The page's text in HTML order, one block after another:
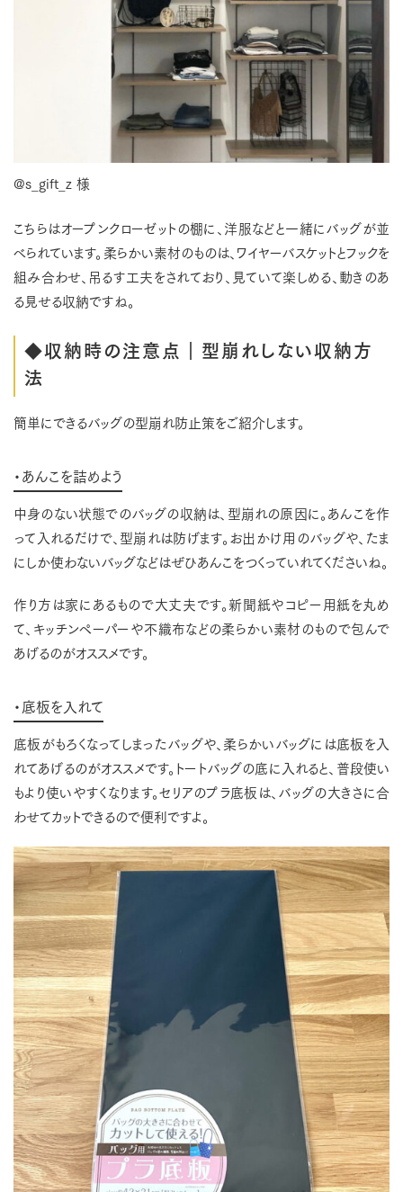
@s_gift_z 様
こちらはオープンクローゼットの棚に、洋服などと一緒にバッグが並
べられています。柔らかい素材のものは、ワイヤーバスケットとフックを
組み合わせ、吊るす工夫をされており、見ていて楽しめる、動きのあ
る見せる収納ですね。
◆収納時の注意点｜型崩れしない収納方
法
簡単にできるバッグの型崩れ防止策をご紹介します。
・あんこを詰めよう
中身のない状態でのバッグの収納は、型崩れの原因に。あんこを作
って入れるだけで、型崩れは防げます。お出かけ用のバッグや、たま
にしか使わないバッグなどはぜひあんこをつくっていれてくださいね。
作り方は家にあるもので大丈夫です。新聞紙やコピー用紙を丸め
て、キッチンペーパーや不織布などの柔らかい素材のもので包んで
あげるのがオススメです。
・底板を入れて
底板がもろくなってしまったバッグや、柔らかいバッグには底板を入
れてあげるのがオススメです。トートバッグの底に入れると、普段使い
もより使いやすくなります。セリアのプラ底板は、バッグの大きさに合
わせてカットできるので便利ですよ。